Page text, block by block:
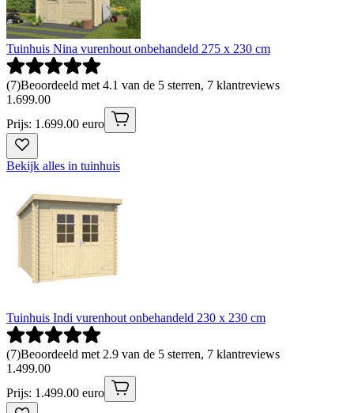
Tuinhuis Nina vurenhout onbehandeld 275 x 230 cm
(7)Beoordeeld met 4.1 van de 5 sterren, 7 klantreviews
1 .699.00
Prijs: 1.699.00 euro
Bekijk alles in tuinhuis
Tuinhuis Indi vurenhout onbehandeld 230 x 230 cm
(7)Beoordeeld met 2.9 van de 5 sterren, 7 klantreviews
1 .499.00
Prijs: 1.499.00 euro